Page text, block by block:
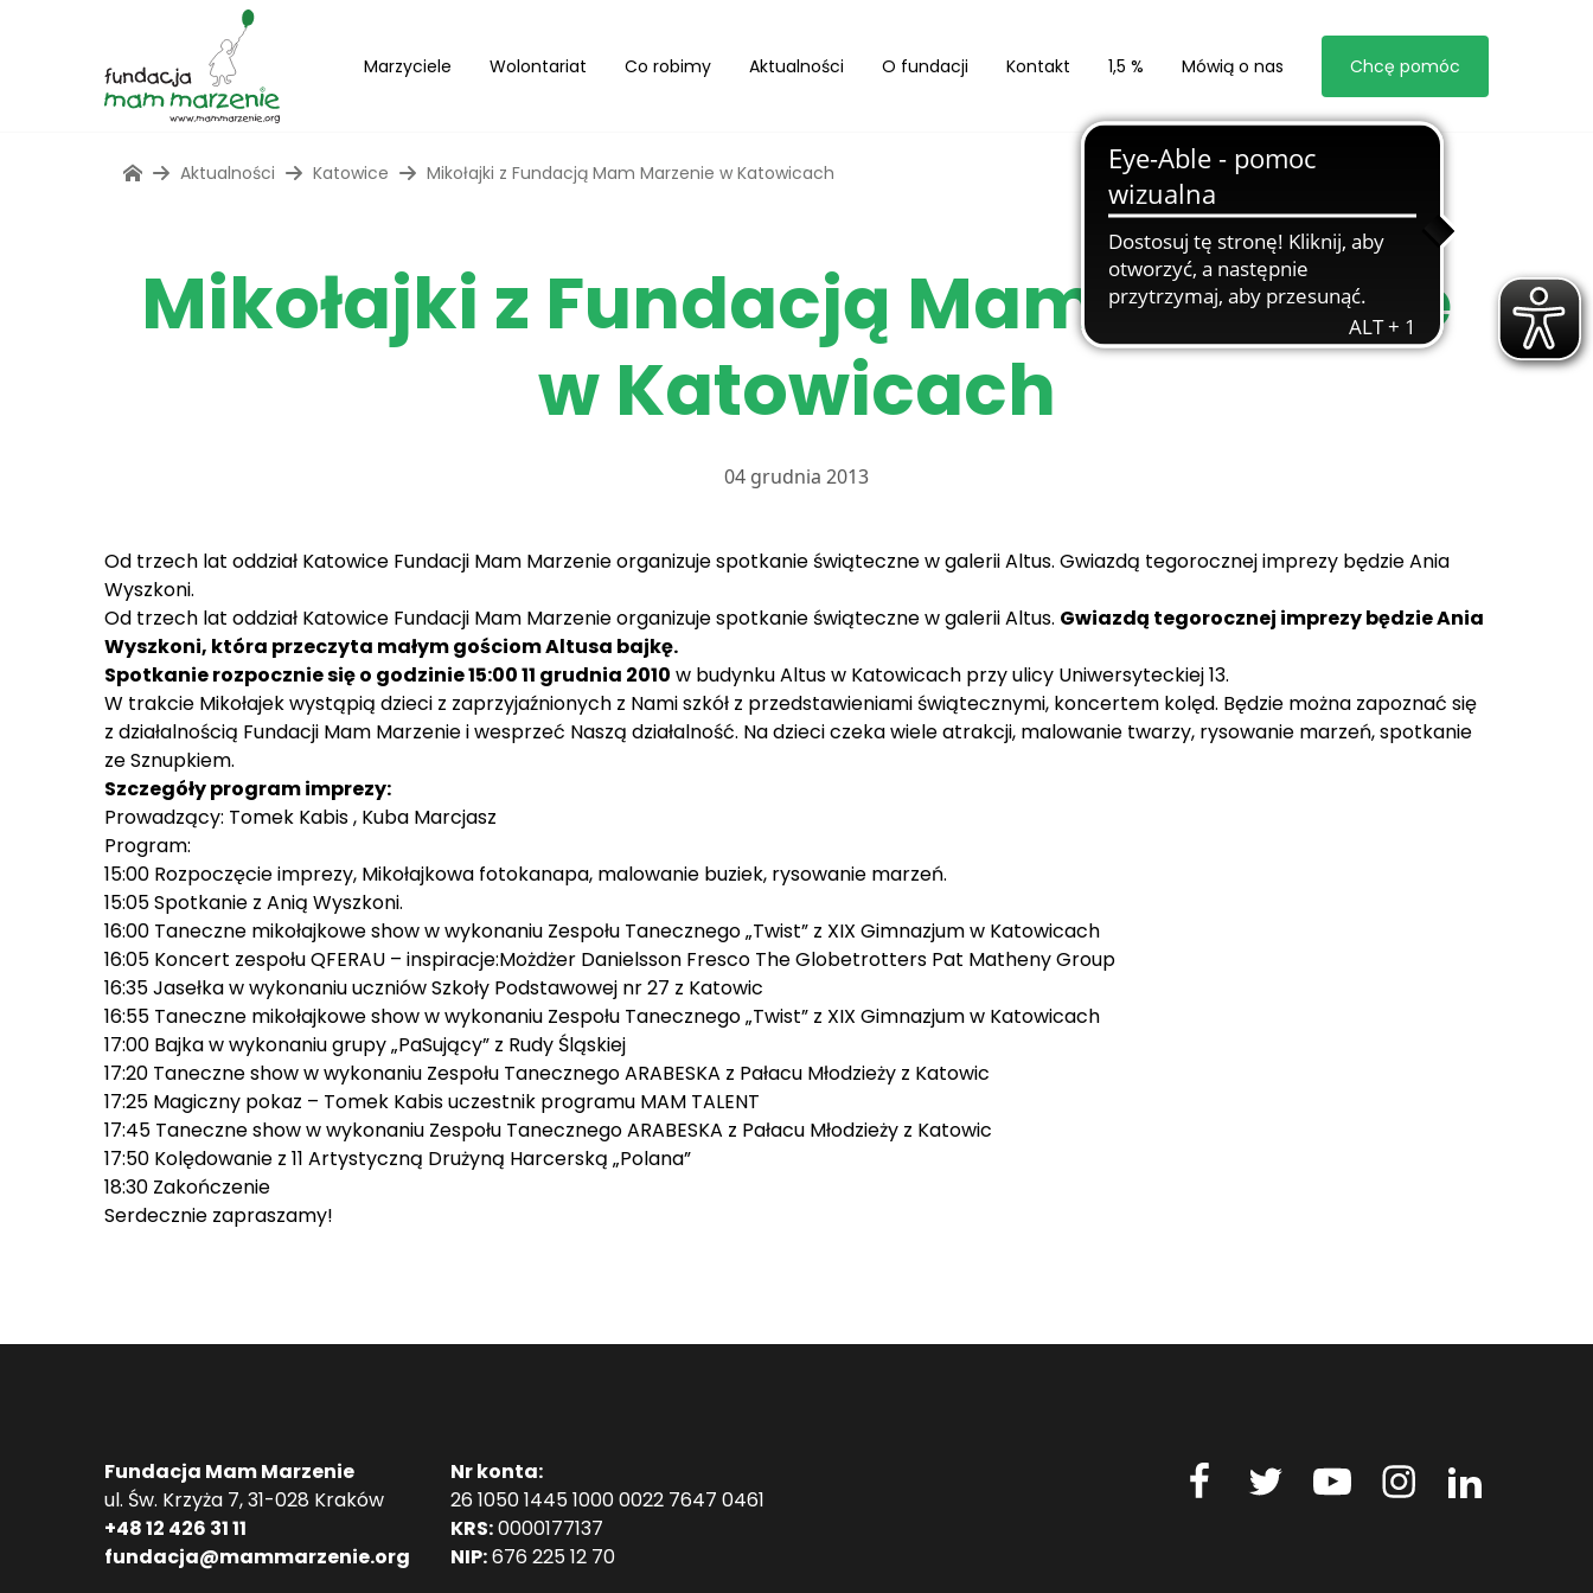
Marzyciele Wolontariat Co robimy Aktualności O fundacji Kontakt 1,5 % Mówią o nas Chcę pomóc
Aktualności Katowice Mikołajki z Fundacją Mam Marzenie w Katowicach
Mikołajki z Fundacją Mam Marzenie
w Katowicach
04 grudnia 2013
Od trzech lat oddział Katowice Fundacji Mam Marzenie organizuje spotkanie świąteczne w galerii Altus. Gwiazdą tegorocznej imprezy będzie Ania
Wyszkoni.
Od trzech lat oddział Katowice Fundacji Mam Marzenie organizuje spotkanie świąteczne w galerii Altus. Gwiazdą tegorocznej imprezy będzie Ania
Wyszkoni, która przeczyta małym gościom Altusa bajkę.
Spotkanie rozpocznie się o godzinie 15:00 11 grudnia 2010 w budynku Altus w Katowicach przy ulicy Uniwersyteckiej 13.
W trakcie Mikołajek wystąpią dzieci z zaprzyjaźnionych z Nami szkół z przedstawieniami świątecznymi, koncertem kolęd. Będzie można zapoznać się
z działalnością Fundacji Mam Marzenie i wesprzeć Naszą działalność. Na dzieci czeka wiele atrakcji, malowanie twarzy, rysowanie marzeń, spotkanie
ze Sznupkiem.
Szczegóły program imprezy:
Prowadzący: Tomek Kabis , Kuba Marcjasz
Program:
15:00 Rozpoczęcie imprezy, Mikołajkowa fotokanapa, malowanie buziek, rysowanie marzeń.
15:05 Spotkanie z Anią Wyszkoni.
16:00 Taneczne mikołajkowe show w wykonaniu Zespołu Tanecznego „Twist” z XIX Gimnazjum w Katowicach
16:05 Koncert zespołu QFERAU – inspiracje:Możdżer Danielsson Fresco The Globetrotters Pat Matheny Group
16:35 Jasełka w wykonaniu uczniów Szkoły Podstawowej nr 27 z Katowic
16:55 Taneczne mikołajkowe show w wykonaniu Zespołu Tanecznego „Twist” z XIX Gimnazjum w Katowicach
17:00 Bajka w wykonaniu grupy „PaSujący” z Rudy Śląskiej
17:20 Taneczne show w wykonaniu Zespołu Tanecznego ARABESKA z Pałacu Młodzieży z Katowic
17:25 Magiczny pokaz – Tomek Kabis uczestnik programu MAM TALENT
17:45 Taneczne show w wykonaniu Zespołu Tanecznego ARABESKA z Pałacu Młodzieży z Katowic
17:50 Kolędowanie z 11 Artystyczną Drużyną Harcerską „Polana”
18:30 Zakończenie
Serdecznie zapraszamy!
Fundacja Mam Marzenie
ul. Św. Krzyża 7, 31-028 Kraków
+48 12 426 31 11
fundacja@mammarzenie.org
Nr konta:
26 1050 1445 1000 0022 7647 0461
KRS:0000177137
NIP:676 225 12 70